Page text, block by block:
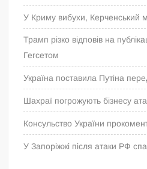
У Криму вибухи, Керченський
Трамп різко відповів на
Гегсетом
Україна поставила Путіна
Шахраї погрожують бізнесу
Консульство України
У Запоріжжі після атаки РФ